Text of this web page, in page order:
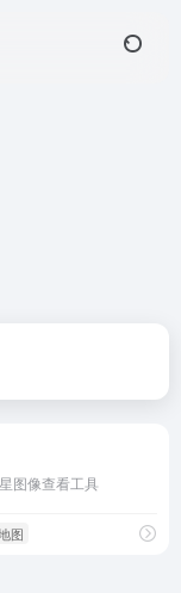
图像查看工具
图